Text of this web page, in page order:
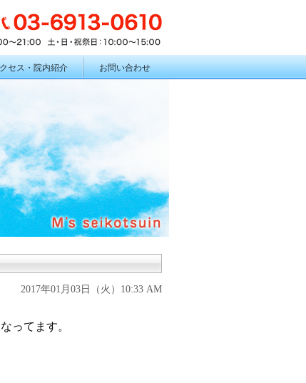
セス・院内紹介 お問い合わせ
2017年01月03日（火）10:33 AM
ってます。